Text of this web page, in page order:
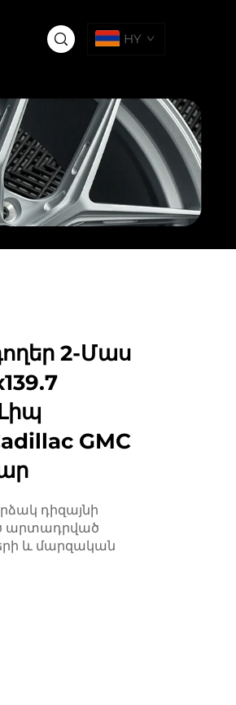
HY
2-Մաս
GMC
դիզայնի
արտադրված
և մարզական